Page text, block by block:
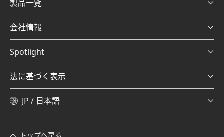
製品一覧
会社情報
Spotlight
法に基づく表示
JP / 日本語